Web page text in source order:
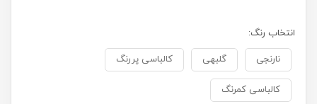
انتخاب رنگ:
نارنجی گلبهی کالباسی پررنگ
کالباسی کمرنگ